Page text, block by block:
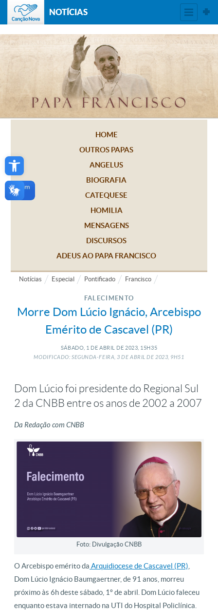
Open toolbar
NOTÍCIAS
HOME
OUTROS PAPAS
ANGELUS
BIOGRAFIA
CATEQUESE
HOMILIA
MENSAGENS
DISCURSOS
ADEUS AO PAPA FRANCISCO
Notícias Especial Pontificado Francisco
FALECIMENTO
Morre Dom Lúcio Ignácio, Arcebispo
Emérito de Cascavel (PR)
SÁBADO, 1 DE ABRIL DE 2023, 15H35
MODIFICADO: SEGUNDA-FEIRA, 3 DEABRIL DE2023, 9H51
Dom Lúcio foi presidente do Regional Sul
2 da CNBB entre os anos de 2002 a 2007
Da Redação com CNBB
Foto: Divulgação CNBB
O Arcebispo emérito da Arquidiocese de Cascavel (PR)
Dom Lúcio Ignácio Baumgaertner, de 91 anos, morreu
próximo às 6h deste sábado, 1º de abril. Dom Lúcio faleceu
enquanto estava internado na UTI do Hospital Policlínica.